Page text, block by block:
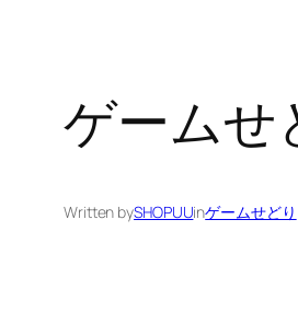
ゲームせ
Written bySHOPUUinゲームせどり